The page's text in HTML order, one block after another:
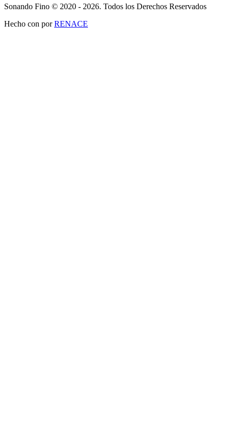
Sonando Fino © 2020 - 2026. Todos los Derechos Reservados
Hecho con porRENACE